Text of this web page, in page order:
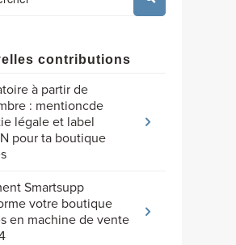
contributions
à partir de
: mentioncde
légale et label
pour ta boutique
Smartsupp
votre boutique
en machine de vente